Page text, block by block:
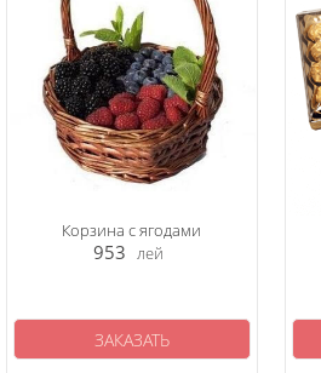
Корзина с ягодами
953 лей
ЗАКАЗАТЬ